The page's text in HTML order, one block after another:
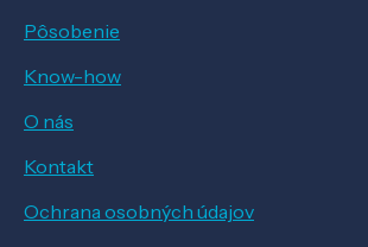
Pôsobenie
Know-how
O nás
Kontakt
Ochrana osobných údajov